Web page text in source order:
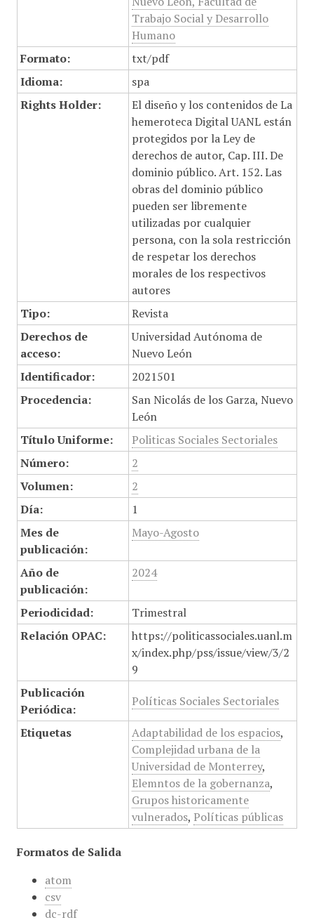
Trabajo Social y Desarrollo
Humano
Formato:
txt/pdf
Idioma:
spa
Rights Holder:
El diseño y los contenidos de La
hemeroteca Digital UANL están
protegidos por la Ley de
derechos de autor, Cap. III. De
dominio público. Art. 152. Las
obras del dominio público
pueden ser libremente
utilizadas por cualquier
persona, con la sola restricción
de respetar los derechos
morales de los respectivos
autores
Tipo:
Revista
Derechos de
acceso:
Universidad Autónoma de
Nuevo León
Identificador:
2021501
Procedencia:
San Nicolás de los Garza, Nuevo
León
Título Uniforme:
Politicas Sociales Sectoriales
Número:
2
Volumen:
2
Día:
1
Mes de
publicación:
Mayo-Agosto
Año de
publicación:
2024
Periodicidad:
Trimestral
Relación OPAC:
https://politicassociales.uanl.m
x/index.php/pss/issue/view/3/2
9
Publicación
Periódica:
Políticas Sociales Sectoriales
Etiquetas Adaptabilidad de los espacios,
Complejidad urbana de la
Universidad de Monterrey,
Elemntos de la gobernanza,
Grupos historicamente
vulnerados, Políticas públicas
Formatos de Salida
atom
csv
dc-rdf